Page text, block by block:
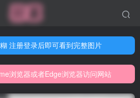
注册登录后即可看到完整图片
注册登录后即可看到完整图片
注册登录后即可看到完整图片
浏览器或者Edge浏览器访问网站
资源已更新至5000多部
浏览器或者Edge浏览器访问网站